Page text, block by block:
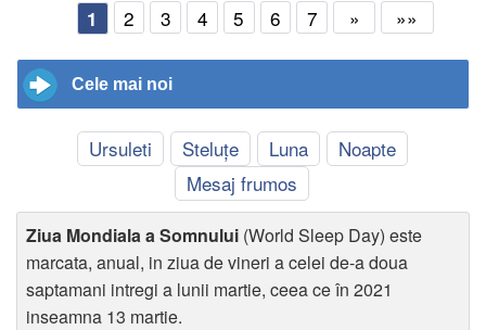
1 2 3 4 5 6 7 » »»
Cele mai noi
Ursuleti Steluțe Luna
Noapte
Mesaj frumos
Ziua Mondiala a Somnului (World Sleep Day) este
marcata, anual, in ziua de vineri a celei de-a doua
saptamani intregi a lunii martie, ceea ce în 2021
inseamna 13 martie.